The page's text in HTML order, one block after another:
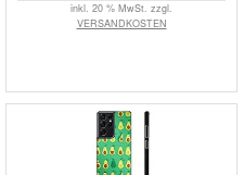
inkl. 20 % MwSt. zzgl.
VERSANDKOSTEN